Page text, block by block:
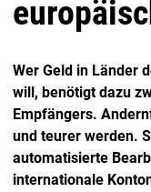
Wer Geld in Länder
will, benötigt dazu
Empfängers.
und teurer werden.
automatisierte
internationale